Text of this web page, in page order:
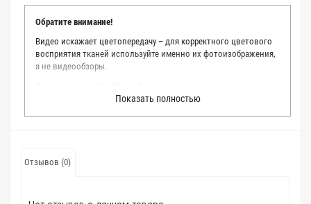
Обратите внимание!
Видео искажает цветопередачу – для корректного цветового
восприятия тканей используйте именно их фотоизображения,
а не видеообзоры.
Мы делаем все возможное, чтобы точно описать цвет каждой
ткани из нашего каталога. Мы осматриваем и фотографируем
точное соответствие цветов из-за одного простого факта:
Показать полностью
Отзывов (0)